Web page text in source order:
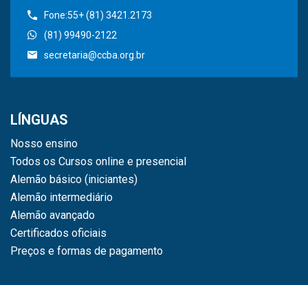
Fone:55+ (81) 3421.2173
(81) 99490-2122
secretaria@ccba.org.br
LÍNGUAS
Nosso ensino
Todos os Cursos online e presencial
Alemão básico (iniciantes)
Alemão intermediário
Alemão avançado
Certificados oficiais
Preços e formas de pagamento